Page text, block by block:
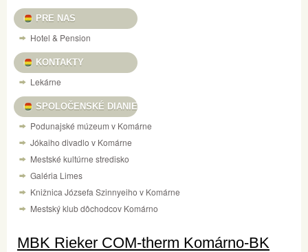
PRE NAS
Hotel & Pension
KONTAKTY
Lekárne
SPOLOČENSKÉ DIANIE
Podunajské múzeum v Komárne
Jókaiho divadlo v Komárne
Mestské kultúrne stredisko
Galéria Limes
Knižnica Józsefa Szinnyeiho v Komárne
Mestský klub dôchodcov Komárno
MBK Rieker COM-therm Komárno-BK